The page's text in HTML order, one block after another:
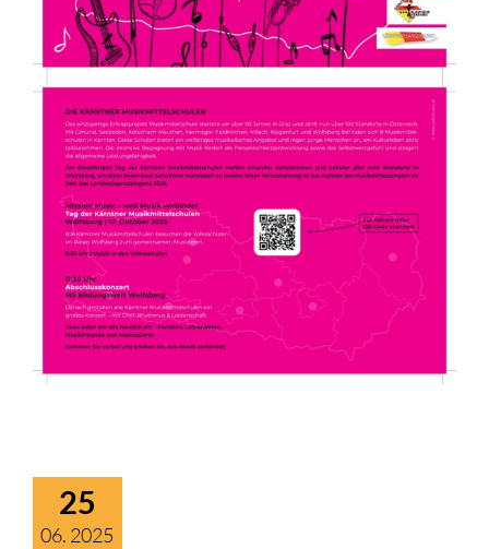
Termine
Kontakt
25
06. 2025